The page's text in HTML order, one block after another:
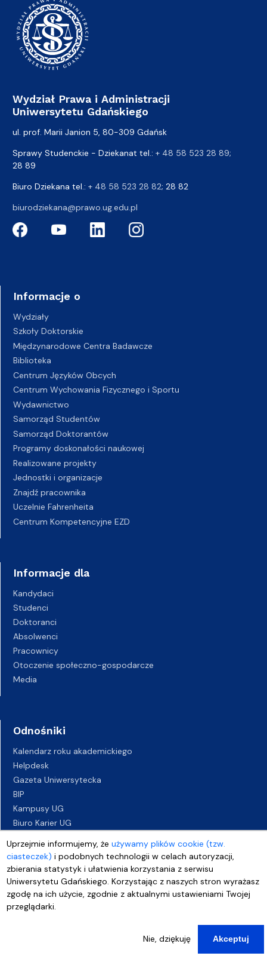
Uprzejmie informujemy, żeużywamy plików cookie (tzw.
ciasteczek) i podobnych technologii w celach autoryzacji,
zbierania statystyk i ułatwienia korzystania z serwisu
Uniwersytetu Gdańskiego. Korzystając z naszych stron wyrażasz
zgodę na ich użycie, zgodnie z aktualnymi ustawieniami Twojej
przeglądarki.
Nie, dziękuję Akceptuj
Wydział Prawa i Administracji
Uniwersytetu Gdańskiego
ul. prof. Marii Janion 5, 80-309 Gdańsk
Sprawy Studenckie - Dziekanat tel.: + 48 58 523 28 89;
28 89
Biuro Dziekana tel.: + 48 58 523 28 82; 28 82
biurodziekana@prawo.ug.edu.pl
Informacje o
Wydziały
Szkoły Doktorskie
Międzynarodowe Centra Badawcze
Biblioteka
Centrum Języków Obcych
Centrum Wychowania Fizycznego i Sportu
Wydawnictwo
Samorząd Studentów
Samorząd Doktorantów
Programy doskonałości naukowej
Realizowane projekty
Jednostki i organizacje
Znajdź pracownika
Uczelnie Fahrenheita
Centrum Kompetencyjne EZD
Informacje dla
Kandydaci
Studenci
Doktoranci
Absolwenci
Pracownicy
Otoczenie społeczno-gospodarcze
Media
Odnośniki
Kalendarz roku akademickiego
Helpdesk
Gazeta Uniwersytecka
BIP
Kampusy UG
Biuro Karier UG
Deklaracja dostępności